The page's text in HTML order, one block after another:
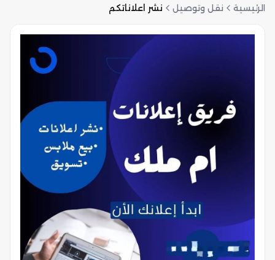
الرئيسية نقل وتوصيل نشر اعلاناتكم